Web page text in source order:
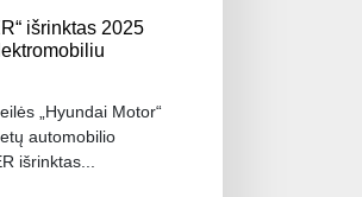
išrinktas 2025
„Hyundai Motor“
automobilio
išrinktas...